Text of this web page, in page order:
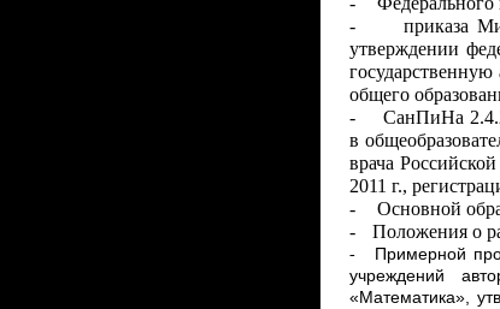
-
приказа
утверждении
общего
-
СанПиНа
в
врача
2011 г.,
-
Основной
-
Положения о
-
Примерной
учреждений
«Математика»,